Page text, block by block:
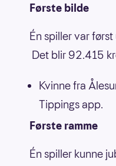
Første bilde
Én spiller var
Det blir 92.415
Kvinne fra
Tippings app.
Første ramme
Én spiller kunne